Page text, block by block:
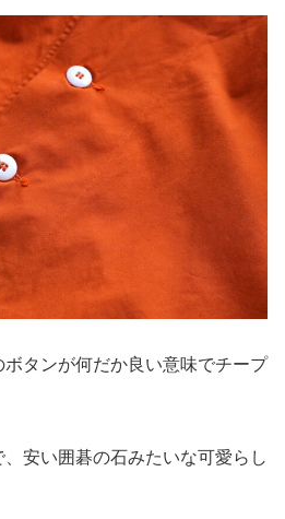
タンが何だか良い意味でチープ
安い囲碁の石みたいな可愛らし